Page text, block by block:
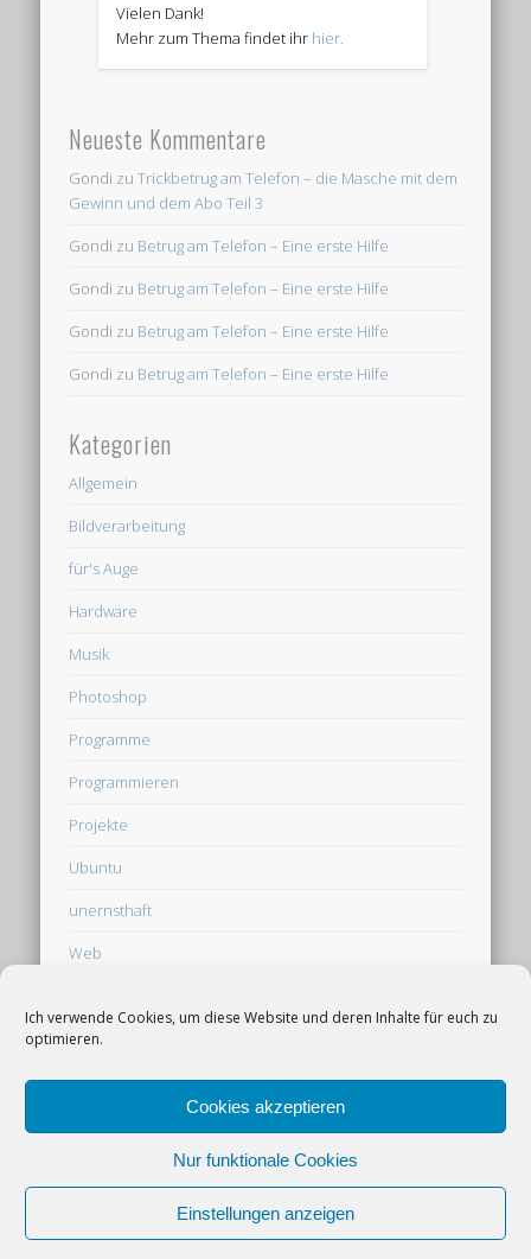
Ich verwende Cookies, um diese Website und deren Inhalte für euch zu
optimieren.
Cookies akzeptieren
Nur funktionale Cookies
Einstellungen anzeigen
Vielen Dank!
Mehr zum Thema findet ihr hier.
Neueste Kommentare
Gondi zuTrickbetrug am Telefon – die Masche mit dem
Gewinn und dem Abo Teil 3
Gondi zu Betrug am Telefon – Eine erste Hilfe
Gondi zu Betrug am Telefon – Eine erste Hilfe
Gondi zu Betrug am Telefon – Eine erste Hilfe
Gondi zu Betrug am Telefon – Eine erste Hilfe
Kategorien
Allgemein
Bildverarbeitung
für's Auge
Hardware
Musik
Photoshop
Programme
Programmieren
Projekte
Ubuntu
unernsthaft
Web
Werbung auf derpfaff.de
© 2026 derpfaff
Powered byPinboard ThemebyOne Designsand